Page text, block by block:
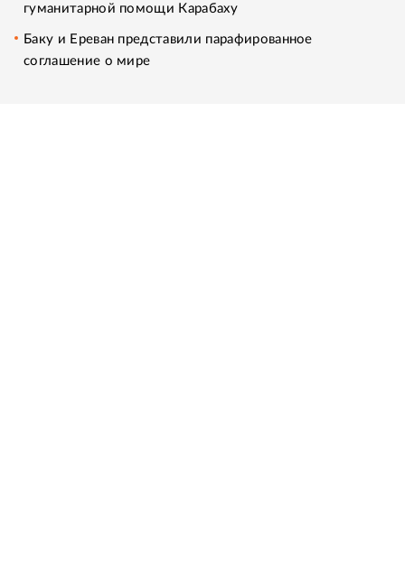
гуманитарной помощи Карабаху
Баку и Ереван представили парафированное
соглашение о мире